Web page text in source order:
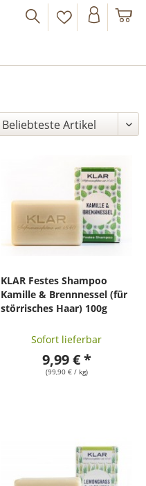
KLAR Festes Shampoo
Kamille & Brennnessel (für
störrisches Haar) 100g
Sofort lieferbar
9,99 € *
(99,90 € / kg)